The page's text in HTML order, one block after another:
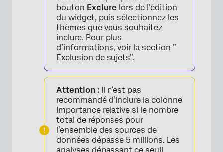
bouton Exclure lors de l’édition
du widget, puis sélectionnez les
thèmes que vous souhaitez
inclure. Pour plus
d’informations, voir la section ”
Exclusion de sujets”.
Attention : Il n’est pas
recommandé d’inclure la colonne
Importance relative si le nombre
total de réponses pour
l’ensemble des sources de
données dépasse 5 millions. Les
analyses dépassant ce seuil